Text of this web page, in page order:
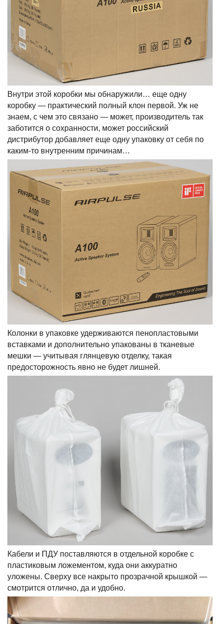
Внутри этой коробки мы обнаружили… еще одну
коробку — практический полный клон первой. Уж не
знаем, с чем это связано — может, производитель так
заботится о сохранности, может российский
дистрибутор добавляет еще одну упаковку от себя по
каким-то внутренним причинам…
Колонки в упаковке удерживаются пенопластовыми
вставками и дополнительно упакованы в тканевые
мешки — учитывая глянцевую отделку, такая
предосторожность явно не будет лишней.
Кабели и ПДУ поставляются в отдельной коробке с
пластиковым ложементом, куда они аккуратно
уложены. Сверху все накрыто прозрачной крышкой —
смотрится отлично, да и удобно.